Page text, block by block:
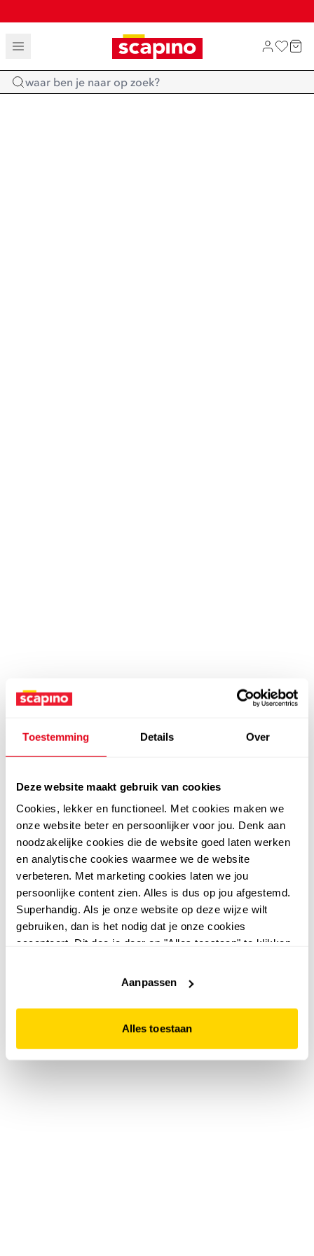
Toestemming Details Over
Deze website maakt gebruik van cookies
Cookies, lekker en functioneel. Met cookies maken we
onze website beter en persoonlijker voor jou. Denk aan
noodzakelijke cookies die de website goed laten werken
en analytische cookies waarmee we de website
verbeteren. Met marketing cookies laten we jou
persoonlijke content zien. Alles is dus op jou afgestemd.
Superhandig. Als je onze website op deze wijze wilt
gebruiken, dan is het nodig dat je onze cookies
accepteert. Dit doe je door op "Alles toestaan" te klikken.
website niet optimaal functioneert.
Aanpassen
Alles toestaan
TOT 70% KORTING OP SALE
SALE: LAATSTE KANS!
SHOP NIEUW
Home